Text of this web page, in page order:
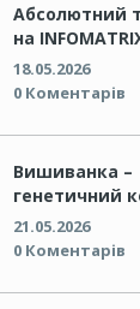
Абсолютний
на
18.05.2026
0 Коментарів
Вишиванка –
генетичний
21.05.2026
0 Коментарів